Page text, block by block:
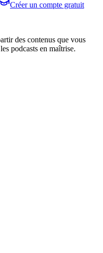
Créer un compte gratuit
des contenus que vous
podcasts en maîtrise.